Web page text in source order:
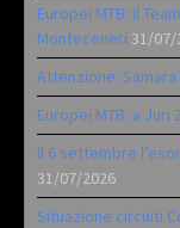
Europei MTB: il
Monteceneri 31/07/
Attenzione:
Europei MTB: a Juri
Il 6 settembre
31/07/2026
Situazione circuiti